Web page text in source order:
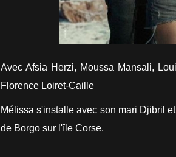
Avec Afsia Herzi, Moussa Mansali,
Florence Loiret-Caille
Mélissa s'installe avec son mari Djibril
de Borgo sur l'île Corse.